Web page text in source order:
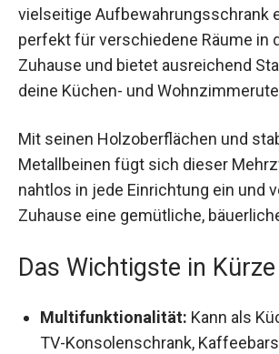
vielseitige Aufbewahrungsschrank
perfekt für verschiedene Räume in
Zuhause und bietet ausreichend
deine Küchen- und
Mit seinen Holzoberflächen und
Metallbeinen fügt sich dieser
nahtlos in jede Einrichtung ein und
Zuhause eine gemütliche,
Das Wichtigste in Kürze
Multifunktionalität: Kann als
TV-Konsolenschrank,